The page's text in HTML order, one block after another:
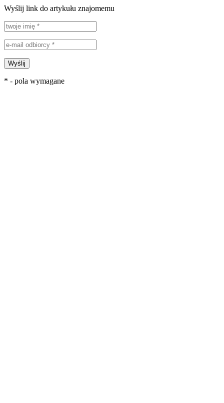
Wyślij link do artykułu znajomemu
Wyślij
* - pola wymagane